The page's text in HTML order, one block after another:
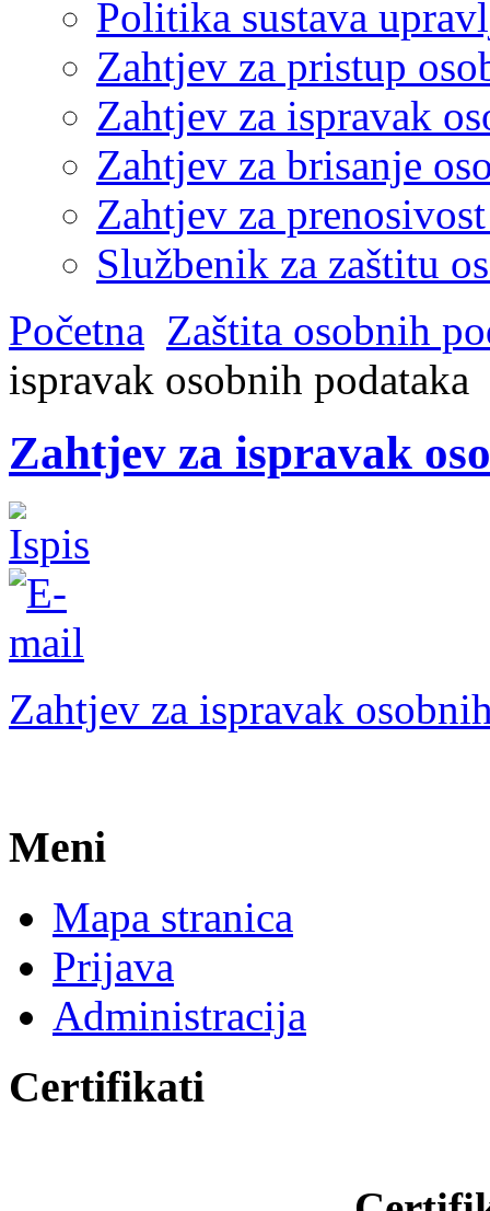
Politika sustava
Zahtjev za pristup
Zahtjev za ispravak
Zahtjev za brisanje
Zahtjev za
Službenik za zaštitu
Početna Zaštita osobnih
ispravak osobnih podataka
Zahtjev za ispravak
Zahtjev za ispravak
Meni
Mapa stranica
Prijava
Administracija
Certifikati